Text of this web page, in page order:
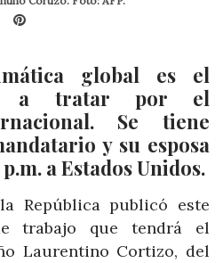
Pinterest
global es el
a tratar por el
Se tiene
y su esposa
a Estados Unidos.
República publicó este
trabajo que tendrá el
Laurentino Cortizo, del